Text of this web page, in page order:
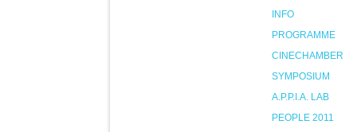
INFO
PROGRAMME
CINECHAMBER
SYMPOSIUM
A.P.P.I.A. LAB
PEOPLE 2011